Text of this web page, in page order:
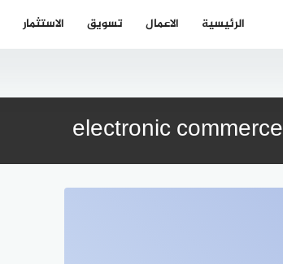
الرئيسية الاعمال تسويق الاستثمار
electronic commerce